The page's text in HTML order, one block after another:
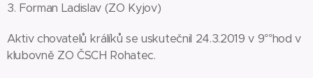
3. Forman Ladislav (ZO Kyjov)
Aktiv chovatelů králíků se uskutečnil 24.3.2019 v 9°°hod v
klubovně ZO ČSCH Rohatec.